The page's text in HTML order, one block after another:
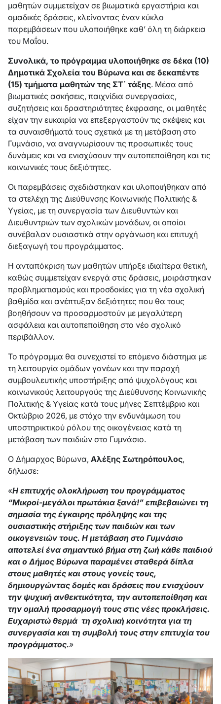
μαθητών συμμετείχαν σε βιωματικά εργαστήρια και
ομαδικές δράσεις, κλείνοντας έναν κύκλο
παρεμβάσεων που υλοποιήθηκε καθ’ όλη τη διάρκεια
του Μαΐου.
Συνολικά, το πρόγραμμα υλοποιήθηκε σε δέκα (10)
Δημοτικά Σχολεία του Βύρωνα και σε δεκαπέντε
(15) τμήματα μαθητών της ΣΤ΄ τάξης. Μέσα από
βιωματικές ασκήσεις, παιχνίδια συνεργασίας,
συζητήσεις και δραστηριότητες έκφρασης, οι μαθητές
είχαν την ευκαιρία να επεξεργαστούν τις σκέψεις και
τα συναισθήματά τους σχετικά με τη μετάβαση στο
Γυμνάσιο, να αναγνωρίσουν τις προσωπικές τους
δυνάμεις και να ενισχύσουν την αυτοπεποίθηση και τις
κοινωνικές τους δεξιότητες.
Οι παρεμβάσεις σχεδιάστηκαν και υλοποιήθηκαν από
τα στελέχη της Διεύθυνσης Κοινωνικής Πολιτικής &
Υγείας, με τη συνεργασία των Διευθυντών και
Διευθυντριών των σχολικών μονάδων, οι οποίοι
συνέβαλαν ουσιαστικά στην οργάνωση και επιτυχή
διεξαγωγή του προγράμματος.
Η ανταπόκριση των μαθητών υπήρξε ιδιαίτερα θετική,
καθώς συμμετείχαν ενεργά στις δράσεις, μοιράστηκαν
προβληματισμούς και προσδοκίες για τη νέα σχολική
βαθμίδα και ανέπτυξαν δεξιότητες που θα τους
βοηθήσουν να προσαρμοστούν με μεγαλύτερη
ασφάλεια και αυτοπεποίθηση στο νέο σχολικό
περιβάλλον.
Το πρόγραμμα θα συνεχιστεί το επόμενο διάστημα με
τη λειτουργία ομάδων γονέων και την παροχή
συμβουλευτικής υποστήριξης από ψυχολόγους και
κοινωνικούς λειτουργούς της Διεύθυνσης Κοινωνικής
Πολιτικής & Υγείας κατά τους μήνες Σεπτέμβριο και
Οκτώβριο 2026, με στόχο την ενδυνάμωση του
υποστηρικτικού ρόλου της οικογένειας κατά τη
μετάβαση των παιδιών στο Γυμνάσιο.
Ο Δήμαρχος Βύρωνα, Αλέξης Σωτηρόπουλος,
δήλωσε:
«Η επιτυχής ολοκλήρωση του προγράμματος
“Μικροί-μεγάλοι πρωτάκια ξανά!” επιβεβαιώνει τη
σημασία της έγκαιρης πρόληψης και της
ουσιαστικής στήριξης των παιδιών και των
οικογενειών τους. Η μετάβαση στο Γυμνάσιο
αποτελεί ένα σημαντικό βήμα στη ζωή κάθε παιδιού
και ο Δήμος Βύρωνα παραμένει σταθερά δίπλα
στους μαθητές και στους γονείς τους,
δημιουργώντας δομές και δράσεις που ενισχύουν
την ψυχική ανθεκτικότητα, την αυτοπεποίθηση και
την ομαλή προσαρμογή τους στις νέες προκλήσεις.
Ευχαριστώ θερμά τη σχολική κοινότητα για τη
συνεργασία και τη συμβολή τους στην επιτυχία του
προγράμματος.»